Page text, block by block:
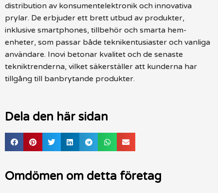
distribution av konsumentelektronik och innovativa
prylar. De erbjuder ett brett utbud av produkter,
inklusive smartphones, tillbehör och smarta hem-
enheter, som passar både teknikentusiaster och vanliga
användare. Inovi betonar kvalitet och de senaste
tekniktrenderna, vilket säkerställer att kunderna har
tillgång till banbrytande produkter.
Dela den här sidan
Omdömen om detta företag